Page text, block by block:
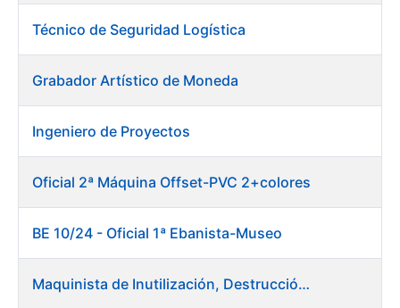
Mostrar/Ocultar
Técnico de Seguridad Logística
Grabador Artístico de Moneda
Ingeniero de Proyectos
Oficial 2ª Máquina Offset-PVC 2+colores
BE 10/24 - Oficial 1ª Ebanista-Museo
Maquinista de Inutilización, Destrucción y Empacado de Papel